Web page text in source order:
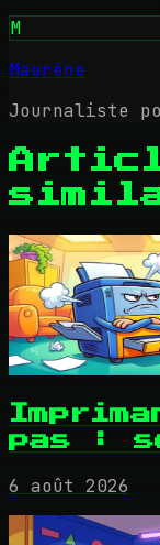
M
Maurène
Journaliste
pas :
6 août 2026